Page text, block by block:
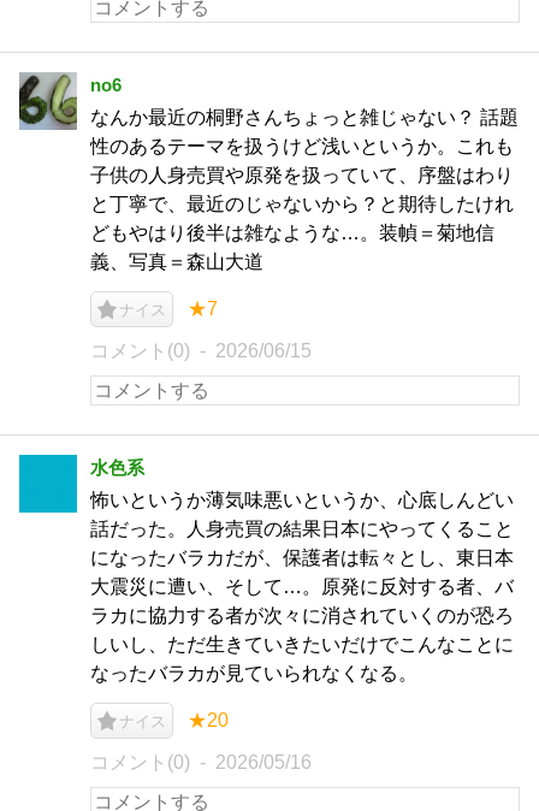
no6
なんか最近の桐野さんちょっと雑じゃない？ 話題
性のあるテーマを扱うけど浅いというか。これも
子供の人身売買や原発を扱っていて、序盤はわり
と丁寧で、最近のじゃないから？と期待したけれ
どもやはり後半は雑なような…。装幀＝菊地信
義、写真＝森山大道
ナイス ★7
コメント(0) 2026/06/15
水色系
怖いというか薄気味悪いというか、心底しんどい
話だった。人身売買の結果日本にやってくること
になったバラカだが、保護者は転々とし、東日本
大震災に遭い、そして…。原発に反対する者、バ
ラカに協力する者が次々に消されていくのが恐ろ
しいし、ただ生きていきたいだけでこんなことに
なったバラカが見ていられなくなる。
ナイス ★20
コメント(0) 2026/05/16